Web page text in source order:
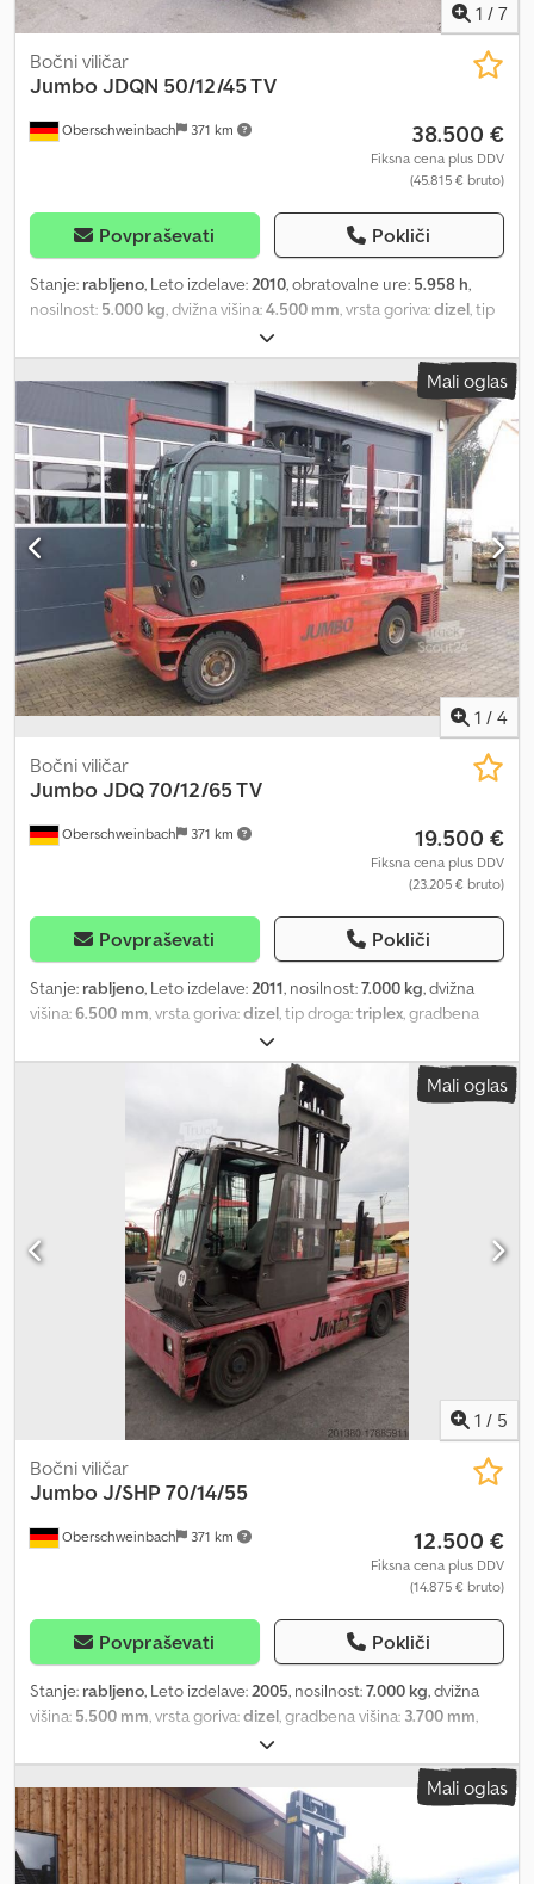
1 / 7
Oberschweinbach 371 km
Bočni viličar
JumboJDQN 50/12/45 TV
38.500 €
Fiksna cena plus DDV
(45.815 € bruto)
Povpraševati Pokliči
Stanje: rabljeno, Leto izdelave:2010, obratovalne ure: 5.958 h,
nosilnost: 5.000 kg, dvižna višina:4.500 mm, vrsta goriva:dizel, tip
2.450 mm
odstotek, barva:drugo,
Mali oglas
1 / 4
Oberschweinbach 371 km
Bočni viličar
JumboJDQ 70/12/65 TV
19.500 €
Fiksna cena plus DDV
(23.205 € bruto)
Povpraševati Pokliči
Stanje: rabljeno, Leto izdelave: 2011, nosilnost:7.000 kg, dvižna
višina:6.500 mm , vrsta goriva:dizel , tip droga:triplex , gradbena
, stanje pnevmatik:
Attachments: fork positioner, Cjdpfx Agsk Iz I Rs Djrf
Mali oglas
1 / 5
Oberschweinbach 371 km
Bočni viličar
JumboJ/SHP 70/14/55
12.500 €
Fiksna cena plus DDV
(14.875 € bruto)
Povpraševati Pokliči
Stanje: rabljeno, Leto izdelave:2005, nosilnost:7.000 kg, dvižna
višina: 5.500 mm, vrsta goriva:dizel, gradbena višina: 3.700 mm,
, barva:
Mali oglas